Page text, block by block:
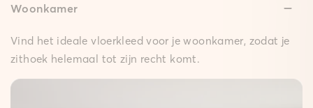
Lage hoogte:
openen.
Woonkamer
Vind het ideale vloerkleed voor je woonkamer, zodat je
zithoek helemaal tot zijn recht komt.